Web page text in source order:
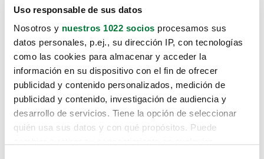
Uso responsable de sus datos
Nosotros y nuestros 1022 socios procesamos sus
datos personales, p.ej., su dirección IP, con tecnologías
como las cookies para almacenar y acceder la
información en su dispositivo con el fin de ofrecer
publicidad y contenido personalizados, medición de
publicidad y contenido, investigación de audiencia y
desarrollo de servicios. Tiene la opción de seleccionar
quién usa sus datos y con qué propósitos. Puede
Lo sentimos, no sabemos como
te hemos traido hasta aquí.
Pero puedes encontrar el coche que estás
buscando en alguno de estos enlaces: